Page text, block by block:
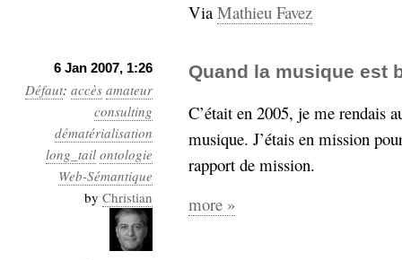
Via Mathieu Favez
6 Jan 2007, 1:26
Défaut: accès amateur
consulting
dématérialisation
long_tail ontologie
Web-Sémantique
by Christian
Quand la musique est
C’était en 2005, je me rendais
musique. J’étais en mission
rapport de mission.
more »
support_numérique
système_d'information
technologies
relationnelles travail
Web-2.0Web-
Sémantique
écriture